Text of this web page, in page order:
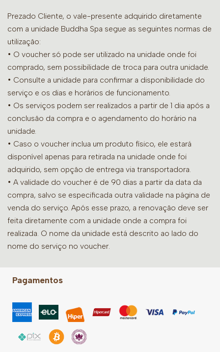
Prezado Cliente, o vale-presente adquirido diretamente
com a unidade Buddha Spa segue as seguintes normas de
utilização:
• O voucher só pode ser utilizado na unidade onde foi
comprado, sem possibilidade de troca para outra unidade.
• Consulte a unidade para confirmar a disponibilidade do
serviço e os dias e horários de funcionamento.
• Os serviços podem ser realizados a partir de 1 dia após a
conclusão da compra e o agendamento do horário na
unidade.
• Caso o voucher inclua um produto físico, ele estará
disponível apenas para retirada na unidade onde foi
adquirido, sem opção de entrega via transportadora.
• A validade do voucher é de 90 dias a partir da data da
compra, salvo se especificada outra validade na página de
venda do serviço. Após esse prazo, a renovação deve ser
feita diretamente com a unidade onde a compra foi
realizada. O nome da unidade está descrito ao lado do
nome do serviço no voucher.
Pagamentos